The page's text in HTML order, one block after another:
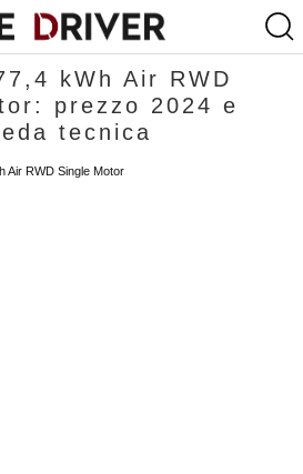
kWh Air RWD
prezzo 2024 e
tecnica
Air RWD Single Motor